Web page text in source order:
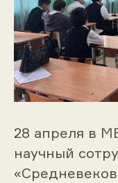
28 апреля в
научный